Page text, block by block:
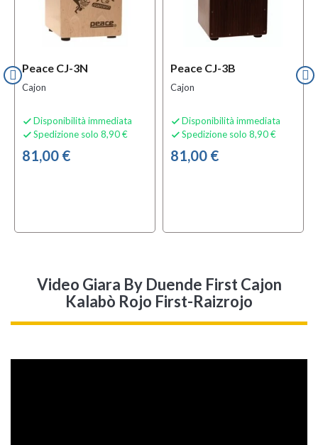
Peace CJ-3N
Cajon
 Disponibilità immediata
 Spedizione solo 8,90 €
81,00 €
Peace CJ-3B
Cajon
 Disponibilità immediata
 Spedizione solo 8,90 €
81,00 €
Video Giara By Duende First Cajon
Kalabò Rojo First-Raizrojo